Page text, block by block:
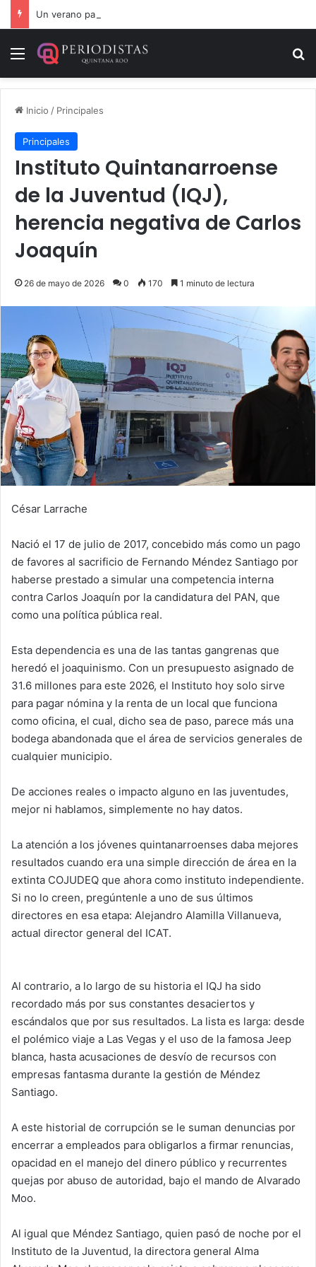
Menú
Inicio / Principales
Principales
Instituto Quintanarroense
de la Juventud (IQJ),
herencia negativa de Carlos
Joaquín
26 de mayo de 2026 0 170 1 minuto de lectura
César Larrache
Nació el 17 de julio de 2017, concebido más como un pago
de favores al sacrificio de Fernando Méndez Santiago por
haberse prestado a simular una competencia interna
contra Carlos Joaquín por la candidatura del PAN, que
como una política pública real.
Esta dependencia es una de las tantas gangrenas que
heredó el joaquinismo. Con un presupuesto asignado de
31.6 millones para este 2026, el Instituto hoy solo sirve
para pagar nómina y la renta de un local que funciona
como oficina, el cual, dicho sea de paso, parece más una
bodega abandonada que el área de servicios generales de
cualquier municipio.
De acciones reales o impacto alguno en las juventudes,
mejor ni hablamos, simplemente no hay datos.
La atención a los jóvenes quintanarroenses daba mejores
resultados cuando era una simple dirección de área en la
extinta COJUDEQ que ahora como instituto independiente.
Si no lo creen, pregúntenle a uno de sus últimos
directores en esa etapa: Alejandro Alamilla Villanueva,
actual director general del ICAT.
Al contrario, a lo largo de su historia el IQJ ha sido
recordado más por sus constantes desaciertos y
escándalos que por sus resultados. La lista es larga: desde
el polémico viaje a Las Vegas y el uso de la famosa Jeep
blanca, hasta acusaciones de desvío de recursos con
empresas fantasma durante la gestión de Méndez
Santiago.
A este historial de corrupción se le suman denuncias por
encerrar a empleados para obligarlos a firmar renuncias,
opacidad en el manejo del dinero público y recurrentes
quejas por abuso de autoridad, bajo el mando de Alvarado
Moo.
Al igual que Méndez Santiago, quien pasó de noche por el
Instituto de la Juventud, la directora general Alma